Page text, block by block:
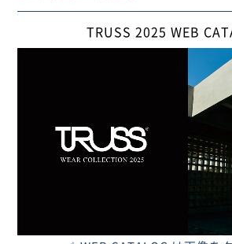
TRUSS 2025 WEB